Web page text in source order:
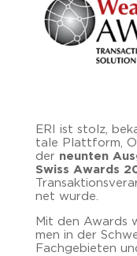
ERI ist stolz,
ta­le Platt­form,
der neun­ten
Swiss Awards
net wurde.
Mit den Awards
men in der
Fach­ge­bie­ten